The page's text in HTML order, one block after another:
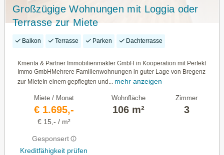
Großzügige Wohnungen mit Loggia oder
Terrasse zur Miete
Balkon Terrasse Parken Dachterrasse
Kmenta & Partner Immobilienmakler GmbH in Kooperation mit Perfekt
Immo GmbHMehrere Familienwohnungen in guter Lage von Bregenz
zur MieteIn einem gepflegten und... mehr anzeigen
Miete / Monat
€ 1.695,-
€ 15,- / m²
Gesponsert
Kreditfähigkeit prüfen
Wohnfläche
106 m²
Zimmer
3